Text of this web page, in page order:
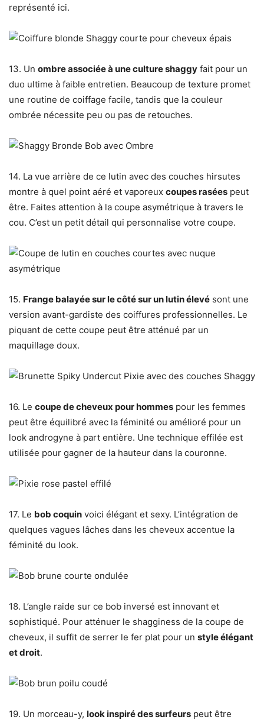
représenté ici.
13. Un ombre associée à une culture shaggy fait pour un
duo ultime à faible entretien. Beaucoup de texture promet
une routine de coiffage facile, tandis que la couleur
ombrée nécessite peu ou pas de retouches.
14. La vue arrière de ce lutin avec des couches hirsutes
montre à quel point aéré et vaporeux coupes rasées peut
être. Faites attention à la coupe asymétrique à travers le
cou. C’est un petit détail qui personnalise votre coupe.
15. Frange balayée sur le côté sur un lutin élevé sont une
version avant-gardiste des coiffures professionnelles. Le
piquant de cette coupe peut être atténué par un
maquillage doux.
16. Le coupe de cheveux pour hommes pour les femmes
peut être équilibré avec la féminité ou amélioré pour un
look androgyne à part entière. Une technique effilée est
utilisée pour gagner de la hauteur dans la couronne.
17. Le bob coquin voici élégant et sexy. L’intégration de
quelques vagues lâches dans les cheveux accentue la
féminité du look.
18. L’angle raide sur ce bob inversé est innovant et
sophistiqué. Pour atténuer le shagginess de la coupe de
cheveux, il suffit de serrer le fer plat pour un style élégant
et droit.
19. Un morceau-y, look inspiré des surfeurs peut être